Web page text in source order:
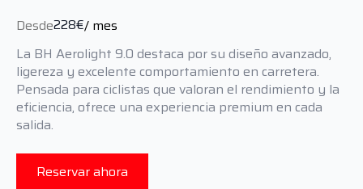
Desde228€/ mes
La BH Aerolight 9.0 destaca por su diseño avanzado,
ligereza y excelente comportamiento en carretera.
Pensada para ciclistas que valoran el rendimiento y la
eficiencia, ofrece una experiencia premium en cada
salida.
Reservar ahora